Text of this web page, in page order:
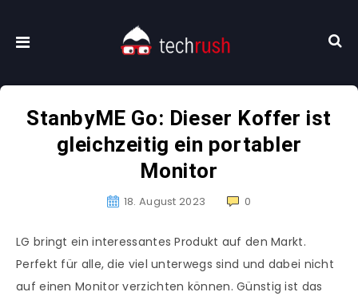
StanbyME Go: Dieser Koffer ist
gleichzeitig ein portabler
Monitor
18. August 2023 0
LG bringt ein interessantes Produkt auf den Markt.
Perfekt für alle, die viel unterwegs sind und dabei nicht
auf einen Monitor verzichten können. Günstig ist das